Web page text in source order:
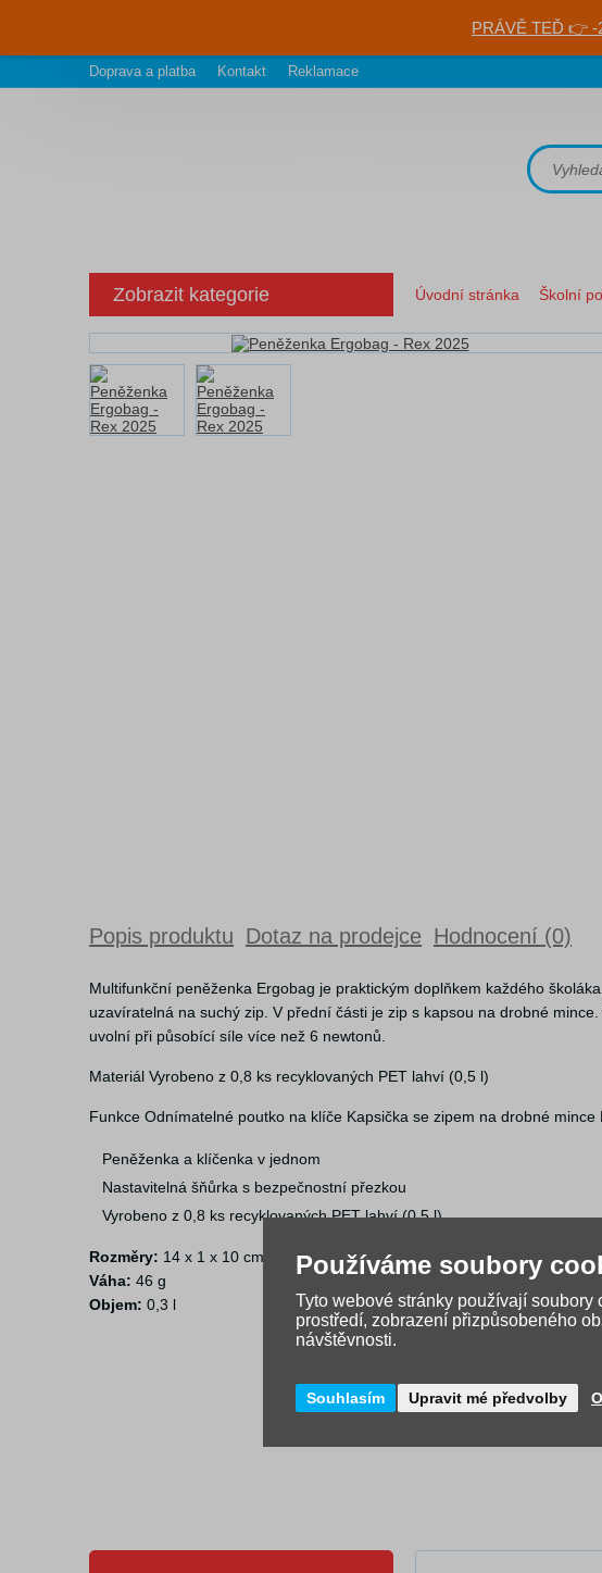
PRÁVĚ TEĎ 👉 -
Doprava a platba Kontakt Reklamace
Zobrazit kategorie Úvodní stránka Školní
Popis produktu Dotaz na prodejce Hodnocení (0)
Multifunkční peněženka Ergobag je praktickým doplňkem každého
uzavíratelná na suchý zip. V přední části je zip s kapsou na drobné
uvolní při působící síle více než 6 newtonů.
Materiál Vyrobeno z 0,8 ks recyklovaných PET lahví (0,5 l)
Funkce Odnímatelné poutko na klíče Kapsička se zipem na drobné
Peněženka a klíčenka v jednom
Nastavitelná šňůrka s bezpečnostní přezkou
Vyrobeno z 0,8 ks recyklovaných PET lahví (0,5 l)
Rozměry: 14 x 1 x 10 cm (Š / V / H)
Váha: 46 g
Objem: 0,3 l
Používáme soubory
Tyto webové stránky používají
prostředí, zobrazení přizpůsobeného
návštěvnosti.
Souhlasím Upravit mé předvolby